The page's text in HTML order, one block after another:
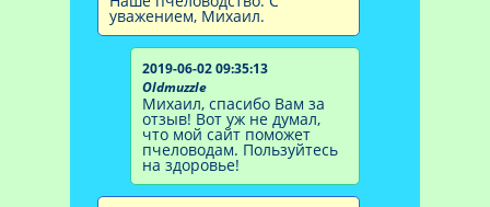
уважением, Михаил.
2019-06-02 09:35:13
Oldmuzzle
Михаил, спасибо Вам за
отзыв! Вот уж не думал,
что мой сайт поможет
пчеловодам. Пользуйтесь
на здоровье!